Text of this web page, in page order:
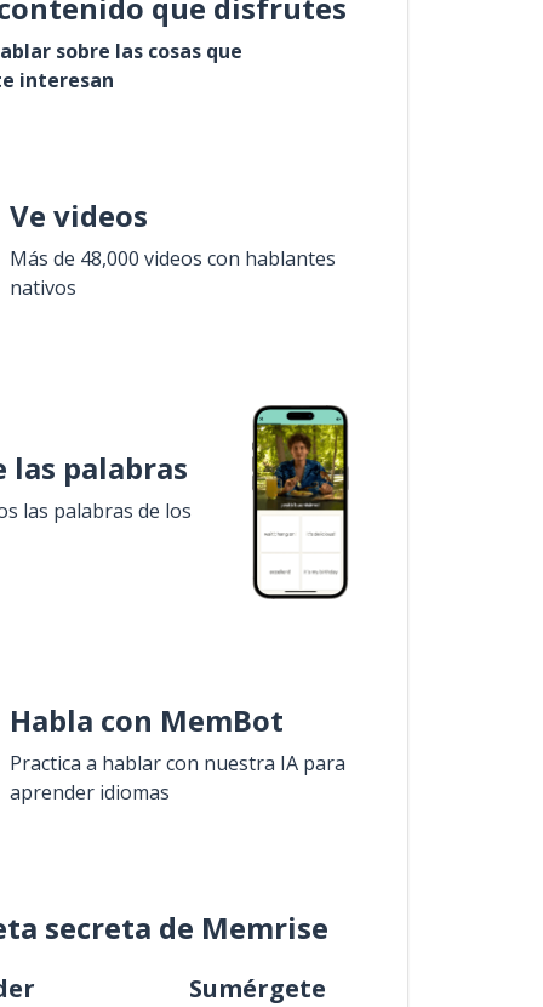
sobre las cosas que
interesan
Ve videos
Más de 48,000 videos con hablantes
nativos
las palabras
las palabras de los
Habla con MemBot
Practica a hablar con nuestra IA para
aprender idiomas
secreta de Memrise
Sumérgete